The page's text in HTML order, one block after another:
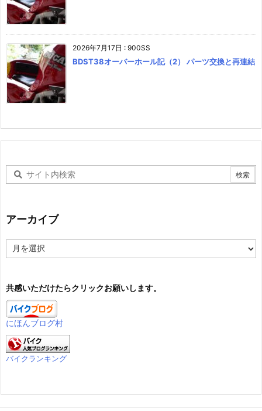
2026年7月17日 : 900SS
BDST38オーバーホール記（2） パーツ交換と再連結
アーカイブ
ー
ブ
共感いただけたらクリックお願いします。
にほんブログ村
バイクランキング